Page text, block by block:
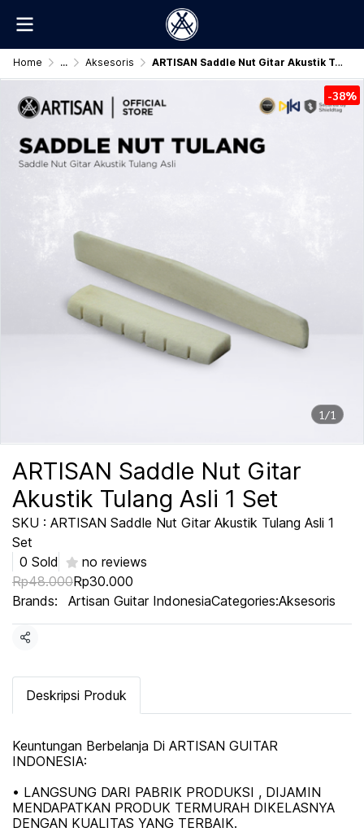
Home ... Aksesoris ARTISAN Saddle Nut Gitar Akustik Tulang Asli 1 Set
1/1
-38%
ARTISAN Saddle Nut Gitar
Akustik Tulang Asli 1 Set
SKU : ARTISAN Saddle Nut Gitar Akustik Tulang Asli 1
Set
0 Sold
no reviews
Rp48.000Rp30.000
Brands:
Artisan Guitar IndonesiaCategories:Aksesoris
Share
Deskripsi Produk
Keuntungan Berbelanja Di ARTISAN GUITAR
INDONESIA:
• LANGSUNG DARI PABRIK PRODUKSI , DIJAMIN
MENDAPATKAN PRODUK TERMURAH DIKELASNYA
DENGAN KUALITAS YANG TERBAIK.